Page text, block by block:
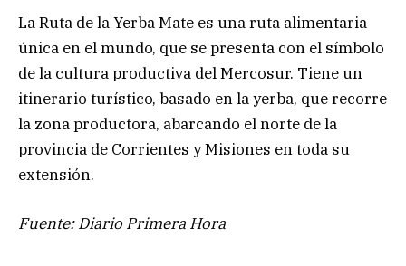
La Ruta de la Yerba Mate es una ruta alimentaria
única en el mundo, que se presenta con el símbolo
de la cultura productiva del Mercosur. Tiene un
itinerario turístico, basado en la yerba, que recorre
la zona productora, abarcando el norte de la
provincia de Corrientes y Misiones en toda su
extensión.
Fuente: Diario Primera Hora